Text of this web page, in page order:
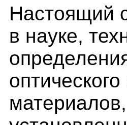
Настоящий
в науке,